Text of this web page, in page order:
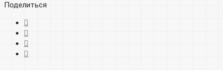
Поделиться